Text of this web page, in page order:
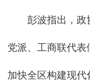
彭波指出，政
党派、工商联代
加快全区构建现